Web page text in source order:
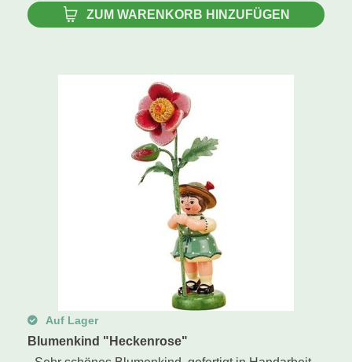
ZUM WARENKORB HINZUFÜGEN
Auf Lager
Blumenkind "Heckenrose"